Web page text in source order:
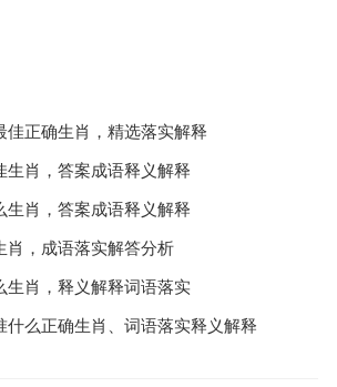
佳正确生肖，精选落实解释
生肖，答案成语释义解释
生肖，答案成语释义解释
肖，成语落实解答分析
生肖，释义解释词语落实
什么正确生肖、词语落实释义解释